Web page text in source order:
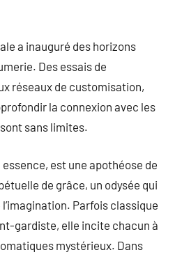
a inauguré des horizons
Des essais de
réseaux de customisation,
la connexion avec les
sans limites.
est une apothéose de
de grâce, un odysée qui
Parfois classique
gardiste, elle incite chacun à
mystérieux. Dans